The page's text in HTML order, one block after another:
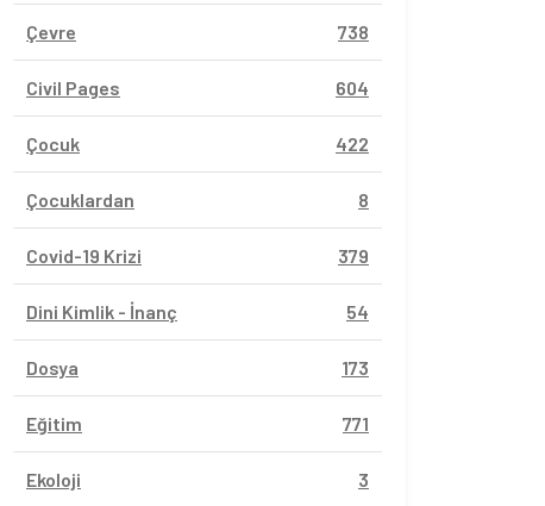
Çevre 738
Civil Pages 604
Çocuk 422
Çocuklardan 8
Covid-19 Krizi 379
Dini Kimlik - İnanç 54
Dosya 173
Eğitim 771
Ekoloji 3